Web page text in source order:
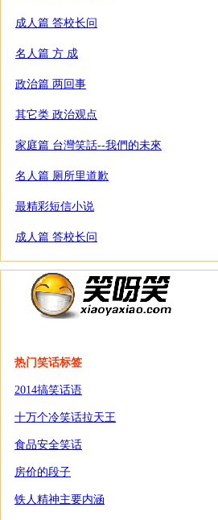
成人篇 答校长问
名人篇 方 成
政治篇 两回事
其它类 政治观点
家庭篇 台灣笑話--我們的未來
名人篇 厕所里道歉
最精彩短信小说
成人篇 答校长问
热门笑话标签
2014搞笑话语
十万个冷笑话拉天王
食品安全笑话
房价的段子
铁人精神主要内涵